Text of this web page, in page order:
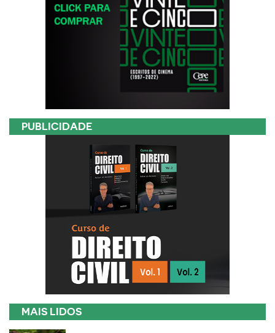
PUBLICIDADE
MAIS LIDOS